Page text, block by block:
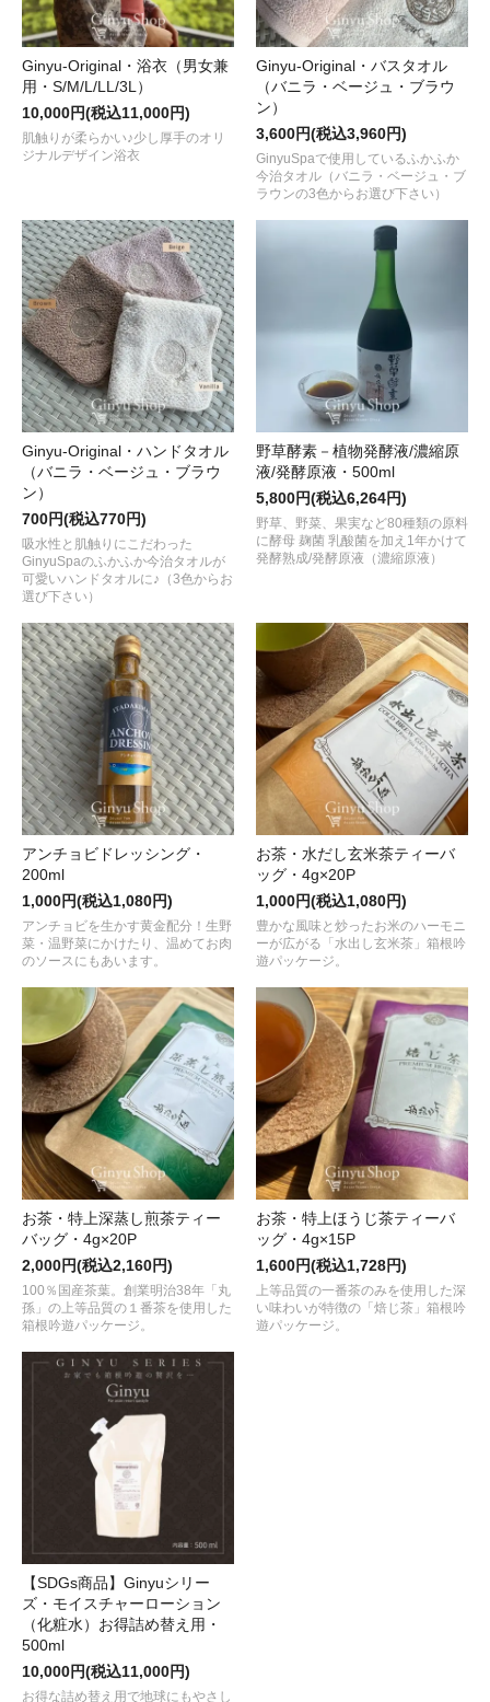
Ginyu-Original・浴衣（男女兼
用・S/M/L/LL/3L）
10,000円(税込11,000円)
肌触りが柔らかい♪少し厚手のオリ
ジナルデザイン浴衣
Ginyu-Original・バスタオル
（バニラ・ベージュ・ブラウ
ン）
3,600円(税込3,960円)
GinyuSpaで使用しているふかふか
今治タオル（バニラ・ベージュ・ブ
ラウンの3色からお選び下さい）
Ginyu-Original・ハンドタオル
（バニラ・ベージュ・ブラウ
ン）
700円(税込770円)
吸水性と肌触りにこだわった
GinyuSpaのふかふか今治タオルが
可愛いハンドタオルに♪（3色からお
選び下さい）
野草酵素－植物発酵液/濃縮原
液/発酵原液・500ml
5,800円(税込6,264円)
野草、野菜、果実など80種類の原料
に酵母 麹菌 乳酸菌を加え1年かけて
発酵熟成/発酵原液（濃縮原液）
アンチョビドレッシング・
200ml
1,000円(税込1,080円)
アンチョビを生かす黄金配分！生野
菜・温野菜にかけたり、温めてお肉
のソースにもあいます。
お茶・水だし玄米茶ティーバ
ッグ・4g×20P
1,000円(税込1,080円)
豊かな風味と炒ったお米のハーモニ
ーが広がる「水出し玄米茶」箱根吟
遊パッケージ。
お茶・特上深蒸し煎茶ティー
バッグ・4g×20P
2,000円(税込2,160円)
100％国産茶葉。創業明治38年「丸
孫」の上等品質の１番茶を使用した
箱根吟遊パッケージ。
お茶・特上ほうじ茶ティーバ
ッグ・4g×15P
1,600円(税込1,728円)
上等品質の一番茶のみを使用した深
い味わいが特徴の「焙じ茶」箱根吟
遊パッケージ。
【SDGs商品】Ginyuシリー
ズ・モイスチャーローション
（化粧水）お得詰め替え用・
500ml
10,000円(税込11,000円)
お得な詰め替え用で地球にもやさし